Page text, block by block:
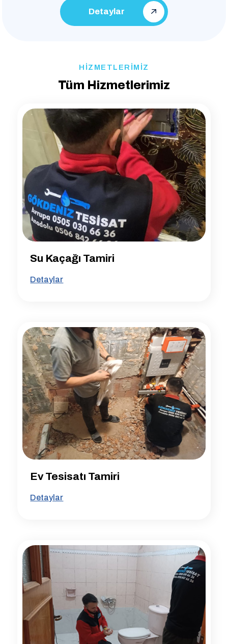
Detaylar
HİZMETLERİMİZ
Tüm Hizmetlerimiz
Su Kaçağı Tamiri
Detaylar
Ev Tesisatı Tamiri
Detaylar